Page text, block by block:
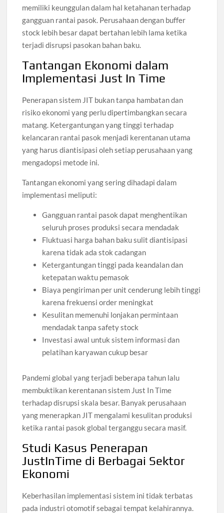
memiliki keunggulan dalam hal ketahanan terhadap
gangguan rantai pasok. Perusahaan dengan buffer
stock lebih besar dapat bertahan lebih lama ketika
terjadi disrupsi pasokan bahan baku.
Tantangan Ekonomi dalam
Implementasi Just In Time
Penerapan sistem JIT bukan tanpa hambatan dan
risiko ekonomi yang perlu dipertimbangkan secara
matang. Ketergantungan yang tinggi terhadap
kelancaran rantai pasok menjadi kerentanan utama
yang harus diantisipasi oleh setiap perusahaan yang
mengadopsi metode ini.
Tantangan ekonomi yang sering dihadapi dalam
implementasi meliputi:
Gangguan rantai pasok dapat menghentikan
seluruh proses produksi secara mendadak
Fluktuasi harga bahan baku sulit diantisipasi
karena tidak ada stok cadangan
Ketergantungan tinggi pada keandalan dan
ketepatan waktu pemasok
Biaya pengiriman per unit cenderung lebih tinggi
karena frekuensi order meningkat
Kesulitan memenuhi lonjakan permintaan
mendadak tanpa safety stock
Investasi awal untuk sistem informasi dan
pelatihan karyawan cukup besar
Pandemi global yang terjadi beberapa tahun lalu
membuktikan kerentanan sistem Just In Time
terhadap disrupsi skala besar. Banyak perusahaan
yang menerapkan JIT mengalami kesulitan produksi
ketika rantai pasok global terganggu secara masif.
Studi Kasus Penerapan
JustInTime di Berbagai Sektor
Ekonomi
Keberhasilan implementasi sistem ini tidak terbatas
pada industri otomotif sebagai tempat kelahirannya.